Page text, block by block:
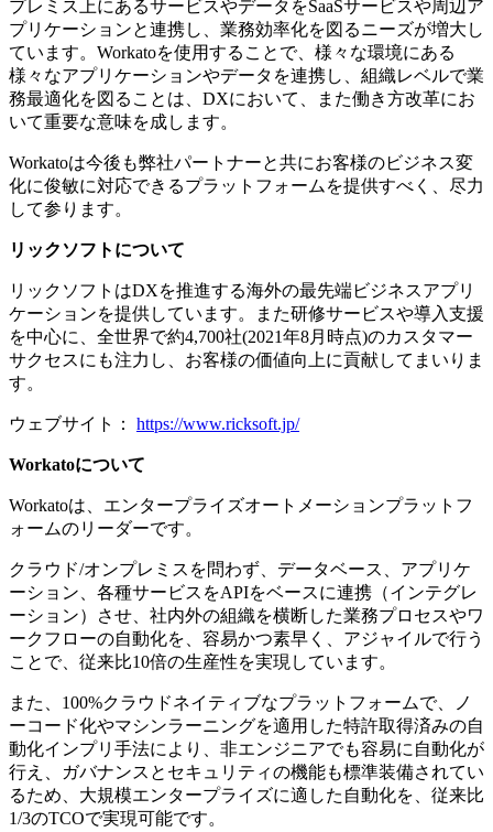
プレミス上にあるサービスやデータをSaaSサービスや周辺ア
プリケーションと連携し、業務効率化を図るニーズが増大し
ています。Workatoを使用することで、様々な環境にある
様々なアプリケーションやデータを連携し、組織レベルで業
務最適化を図ることは、DXにおいて、また働き方改革にお
いて重要な意味を成します。
Workatoは今後も弊社パートナーと共にお客様のビジネス変
化に俊敏に対応できるプラットフォームを提供すべく、尽力
して参ります。
リックソフトについて
リックソフトはDXを推進する海外の最先端ビジネスアプリ
ケーションを提供しています。また研修サービスや導入支援
を中心に、全世界で約4,700社(2021年8月時点)のカスタマー
サクセスにも注力し、お客様の価値向上に貢献してまいりま
す。
ウェブサイト： https://www.ricksoft.jp/
Workatoについて
Workatoは、エンタープライズオートメーションプラットフ
ォームのリーダーです。
クラウド/オンプレミスを問わず、データベース、アプリケ
ーション、各種サービスをAPIをベースに連携（インテグレ
ーション）させ、社内外の組織を横断した業務プロセスやワ
ークフローの自動化を、容易かつ素早く、アジャイルで行う
ことで、従来比10倍の生産性を実現しています。
また、100%クラウドネイティブなプラットフォームで、ノ
ーコード化やマシンラーニングを適用した特許取得済みの自
動化インプリ手法により、非エンジニアでも容易に自動化が
行え、ガバナンスとセキュリティの機能も標準装備されてい
るため、大規模エンタープライズに適した自動化を、従来比
1/3のTCOで実現可能です。